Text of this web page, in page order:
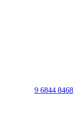
9 6844 8468